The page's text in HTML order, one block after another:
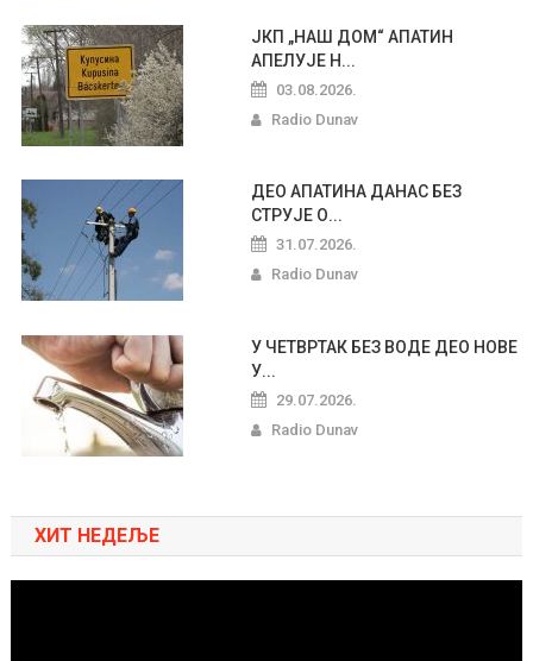
ЈКП „НАШ ДОМ“ АПАТИН
АПЕЛУЈЕ Н...
03.08.2026.
Radio Dunav
ДЕО АПАТИНА ДАНАС БЕЗ
СТРУЈЕ О...
31.07.2026.
Radio Dunav
У ЧЕТВРТАК БЕЗ ВОДЕ ДЕО НОВЕ
У...
29.07.2026.
Radio Dunav
ХИТ НЕДЕЉЕ